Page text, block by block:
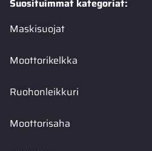
Suosituimmat kategoriat:
Maskisuojat
Moottorikelkka
Ruohonleikkuri
Moottorisaha